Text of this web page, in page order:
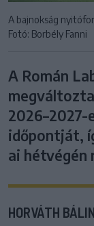
A bajnokság
Fotó: Borbély Fanni
A Román
2026–2027-
időpontját,
ai hétvégén
HORVÁTH